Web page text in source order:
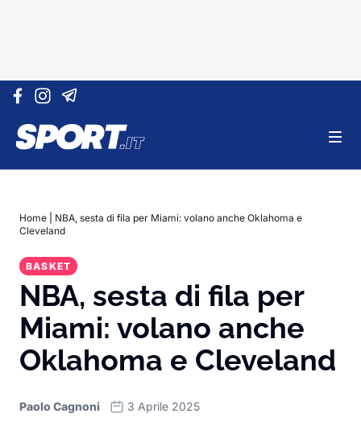
Vai al contenuto
Home
NBA, sesta di fila per Miami: volano anche Oklahoma e
Cleveland
BASKET
NBA, sesta di fila per
Miami: volano anche
Oklahoma e Cleveland
Paolo Cagnoni 3 Aprile 2025